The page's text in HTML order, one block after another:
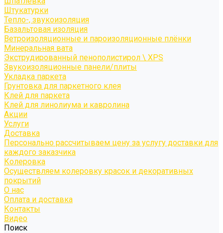
Штукатурки
Тепло-, звукоизоляция
Базальтовая изоляция
Ветроизоляционные и пароизоляционные плёнки
Минеральная вата
Экструдированный пенополистирол \ XPS
Звукоизоляционные панели/плиты
Укладка паркета
Грунтовка для паркетного клея
Клей для паркета
Клей для линолиума и кавролина
Акции
Услуги
Доставка
Персонально рассчитываем цену за услугу доставки для
каждого заказчика
Колеровка
Осуществляем колеровку красок и декоративных
покрытий
О нас
Оплата и доставка
Контакты
Видео
Поиск